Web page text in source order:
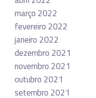
março 2022
fevereiro 2022
janeiro 2022
dezembro 2021
novembro 2021
outubro 2021
setembro 2021